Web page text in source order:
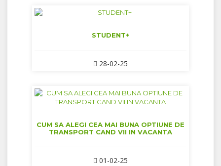
STUDENT+
28-02-25
CUM SA ALEGI CEA MAI BUNA OPTIUNE DE
TRANSPORT CAND VII IN VACANTA
01-02-25